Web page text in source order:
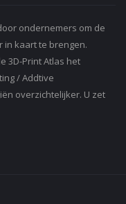
ondernemers om de
in kaart te brengen.
3D-Print Atlas het
/ Addtive
overzichtelijker. U zet